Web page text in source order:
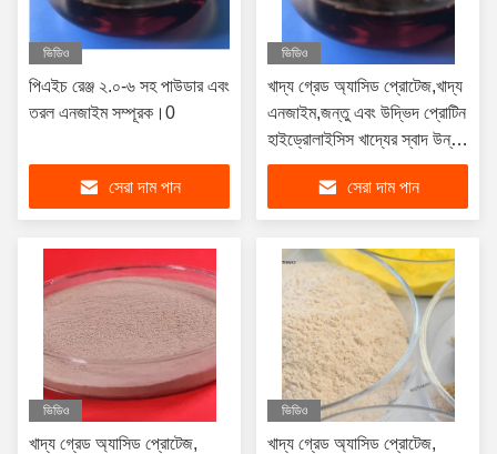
ভিডিও
পিএইচ রেঞ্জ ২.০-৬ সহ পাউডার এবং
তরল এনজাইম সম্পূরক।0
সেরা দাম পান
ভিডিও
খাদ্য গ্রেড অ্যাসিড প্রোটেজ,খাদ্য
এনজাইম,জন্তু এবং উদ্ভিদ প্রোটিন
হাইড্রোলাইসিস খাদ্যের স্বাদ উন্নত
করতে পারে
সেরা দাম পান
ভিডিও
খাদ্য গ্রেড অ্যাসিড প্রোটেজ,
ভিডিও
খাদ্য গ্রেড অ্যাসিড প্রোটেজ,